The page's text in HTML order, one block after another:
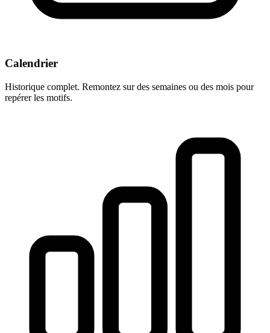
Calendrier
Historique complet. Remontez sur des semaines ou des mois pour
repérer les motifs.